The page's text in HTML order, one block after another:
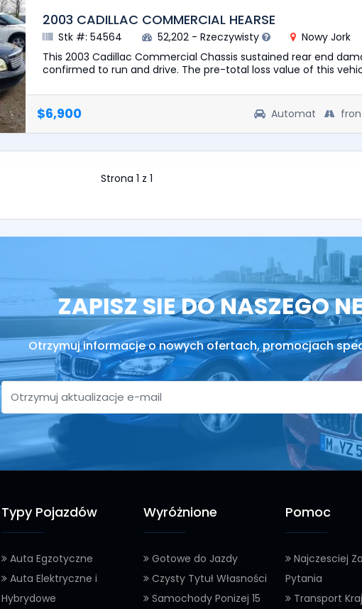
2003 CADILLAC COMMERCIAL HEARSE
Stk #: 54564 52,202 - Rzeczywisty
Nowy Jork
This 2003 Cadillac Commercial Chassis sustained rear end
confirmed to run and drive. The pre-total loss value of this
$6,900 Automat
Strona 1 z 1
ZAPISZ SIE DO NASZEGO
Otrzymuj informacje o nowych ofertach, promocjach
Typy Pojazdów
Auta Egzotyczne
Auta Elektryczne i
Hybrydowe
Wyróżnione
Gotowe do Jazdy
Czysty Tytuł Własności
Samochody Ponizej 15
Pomoc
Najczesciej
Pytania
Transport